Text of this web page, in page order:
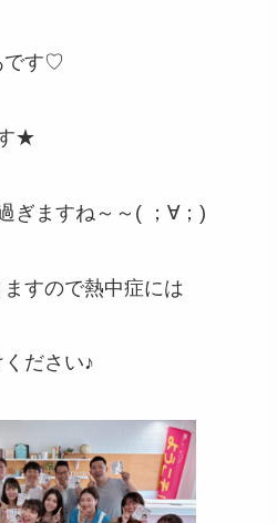
です♡
★
ぎますね～～( ；∀；)
すので熱中症には
ださい♪